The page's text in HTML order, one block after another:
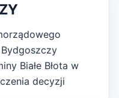
Białe Błota w
decyzji